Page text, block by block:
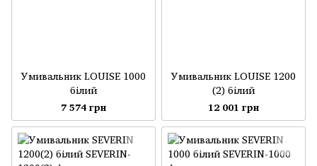
Умивальник LOUISE 1000
білий
7 574 грн
Умивальник LOUISE 1200
(2) білий
12 001 грн